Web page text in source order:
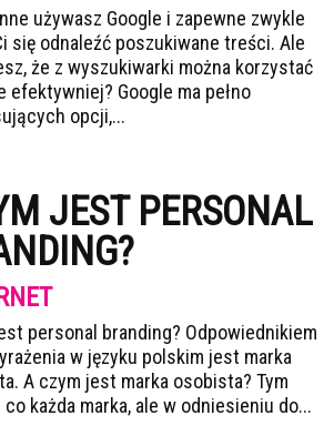
używasz Google i zapewne zwykle
się odnaleźć poszukiwane treści. Ale
że z wyszukiwarki można korzystać
efektywniej? Google ma pełno
opcji,...
JEST PERSONAL
personal branding? Odpowiednikiem
w języku polskim jest marka
A czym jest marka osobista? Tym
co każda marka, ale w odniesieniu do...